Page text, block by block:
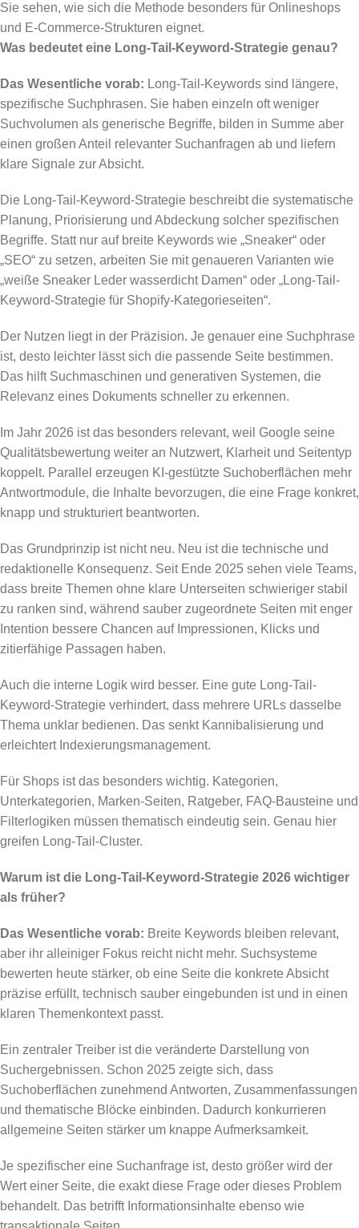
Sie sehen, wie sich die Methode besonders für Onlineshops
und E-Commerce-Strukturen eignet.
Was bedeutet eine Long-Tail-Keyword-Strategie genau?
Das Wesentliche vorab: Long-Tail-Keywords sind längere,
spezifische Suchphrasen. Sie haben einzeln oft weniger
Suchvolumen als generische Begriffe, bilden in Summe aber
einen großen Anteil relevanter Suchanfragen ab und liefern
klare Signale zur Absicht.
Die Long-Tail-Keyword-Strategie beschreibt die systematische
Planung, Priorisierung und Abdeckung solcher spezifischen
Begriffe. Statt nur auf breite Keywords wie „Sneaker“ oder
„SEO“ zu setzen, arbeiten Sie mit genaueren Varianten wie
„weiße Sneaker Leder wasserdicht Damen“ oder „Long-Tail-
Keyword-Strategie für Shopify-Kategorieseiten“.
Der Nutzen liegt in der Präzision. Je genauer eine Suchphrase
ist, desto leichter lässt sich die passende Seite bestimmen.
Das hilft Suchmaschinen und generativen Systemen, die
Relevanz eines Dokuments schneller zu erkennen.
Im Jahr 2026 ist das besonders relevant, weil Google seine
Qualitätsbewertung weiter an Nutzwert, Klarheit und Seitentyp
koppelt. Parallel erzeugen KI-gestützte Suchoberflächen mehr
Antwortmodule, die Inhalte bevorzugen, die eine Frage konkret,
knapp und strukturiert beantworten.
Das Grundprinzip ist nicht neu. Neu ist die technische und
redaktionelle Konsequenz. Seit Ende 2025 sehen viele Teams,
dass breite Themen ohne klare Unterseiten schwieriger stabil
zu ranken sind, während sauber zugeordnete Seiten mit enger
Intention bessere Chancen auf Impressionen, Klicks und
zitierfähige Passagen haben.
Auch die interne Logik wird besser. Eine gute Long-Tail-
Keyword-Strategie verhindert, dass mehrere URLs dasselbe
Thema unklar bedienen. Das senkt Kannibalisierung und
erleichtert Indexierungsmanagement.
Für Shops ist das besonders wichtig. Kategorien,
Unterkategorien, Marken-Seiten, Ratgeber, FAQ-Bausteine und
Filterlogiken müssen thematisch eindeutig sein. Genau hier
greifen Long-Tail-Cluster.
Warum ist die Long-Tail-Keyword-Strategie 2026 wichtiger
als früher?
Das Wesentliche vorab: Breite Keywords bleiben relevant,
aber ihr alleiniger Fokus reicht nicht mehr. Suchsysteme
bewerten heute stärker, ob eine Seite die konkrete Absicht
präzise erfüllt, technisch sauber eingebunden ist und in einen
klaren Themenkontext passt.
Ein zentraler Treiber ist die veränderte Darstellung von
Suchergebnissen. Schon 2025 zeigte sich, dass
Suchoberflächen zunehmend Antworten, Zusammenfassungen
und thematische Blöcke einbinden. Dadurch konkurrieren
allgemeine Seiten stärker um knappe Aufmerksamkeit.
Je spezifischer eine Suchanfrage ist, desto größer wird der
Wert einer Seite, die exakt diese Frage oder dieses Problem
behandelt. Das betrifft Informationsinhalte ebenso wie